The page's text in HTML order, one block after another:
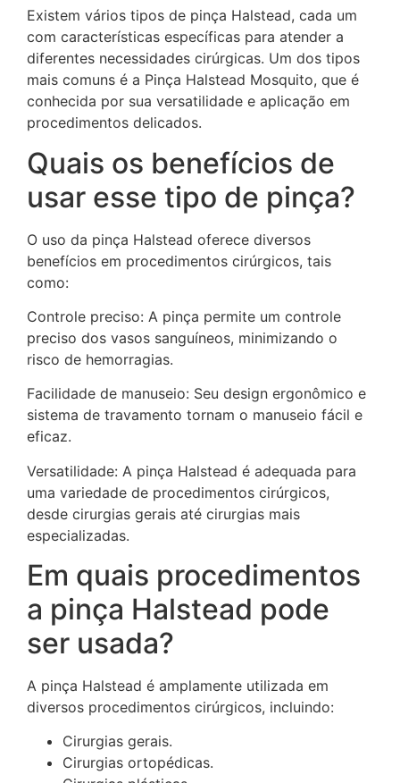
Existem vários tipos de pinça Halstead, cada um
com características específicas para atender a
diferentes necessidades cirúrgicas. Um dos tipos
mais comuns é a Pinça Halstead Mosquito, que é
conhecida por sua versatilidade e aplicação em
procedimentos delicados.
Quais os benefícios de
usar esse tipo de pinça?
O uso da pinça Halstead oferece diversos
benefícios em procedimentos cirúrgicos, tais
como:
Controle preciso: A pinça permite um controle
preciso dos vasos sanguíneos, minimizando o
risco de hemorragias.
Facilidade de manuseio: Seu design ergonômico e
sistema de travamento tornam o manuseio fácil e
eficaz.
Versatilidade: A pinça Halstead é adequada para
uma variedade de procedimentos cirúrgicos,
desde cirurgias gerais até cirurgias mais
especializadas.
Em quais procedimentos
a pinça Halstead pode
ser usada?
A pinça Halstead é amplamente utilizada em
diversos procedimentos cirúrgicos, incluindo:
Cirurgias gerais.
Cirurgias ortopédicas.